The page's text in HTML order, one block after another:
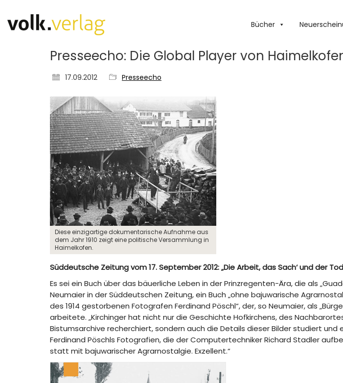
Bücher
Presseecho: Die Global Player von
17.09.2012 Presseecho
Diese einzigartige dokumentarische Aufnahme aus
dem Jahr 1910 zeigt eine politische Versammlung in
Haimelkofen.
Süddeutsche Zeitung vom 17. September 2012: „Die Arbeit, das Sach‘ und der
Es sei ein Buch über das bäuerliche Leben in der Prinzregenten-Ära, die als
Neumaier in der Süddeutschen Zeitung, ein Buch „ohne bajuwarische
des 1914 gestorbenen Fotografen Ferdinand Pöschl“, der, so Neumaier, als
arbeitete. „Kirchinger hat nicht nur die Geschichte Hofkirchens, des
Bistumsarchive recherchiert, sondern auch die Details dieser Bilder studiert und
Ferdinand Pöschls Fotografien, die der Computertechniker Richard Stadler
statt mit bajuwarischer Agrarnostalgie. Exzellent.“